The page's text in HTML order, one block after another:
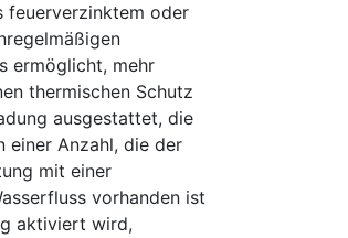
feuerverzinktem oder
ermöglicht, mehr
thermischen Schutz
ausgestattet, die
einer Anzahl, die der
mit einer
vorhanden ist
aktiviert wird,